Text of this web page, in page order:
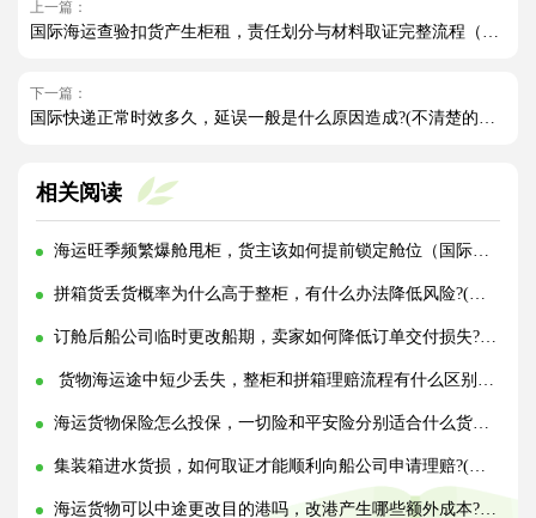
上一篇：
国际海运查验扣货产生柜租，责任划分与材料取证完整流程（国际海运干货知识分享）
下一篇：
国际快递正常时效多久，延误一般是什么原因造成?(不清楚的外贸人看过来)
相关阅读
海运旺季频繁爆舱甩柜，货主该如何提前锁定舱位（国际海运干货知识分享）
拼箱货丢货概率为什么高于整柜，有什么办法降低风险?(国际海运干货知识分享)
订舱后船公司临时更改船期，卖家如何降低订单交付损失?(国际海运干货知识分享)
货物海运途中短少丢失，整柜和拼箱理赔流程有什么区别?(国际海运干货知识分享)
海运货物保险怎么投保，一切险和平安险分别适合什么货物?(国际海运干货知识分享)
集装箱进水货损，如何取证才能顺利向船公司申请理赔?(国际海运干货知识分享)
海运货物可以中途更改目的港吗，改港产生哪些额外成本?(国际海运干货知识分享)